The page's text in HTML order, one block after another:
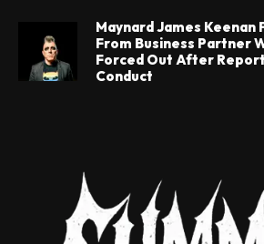
Maynard James Keenan
From Business Partner
Forced Out After
Conduct